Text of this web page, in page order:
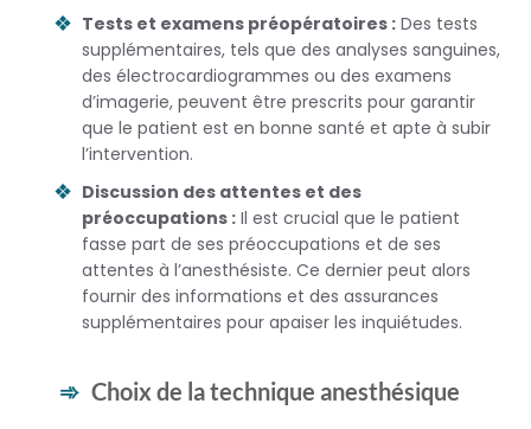
Tests et examens préopératoires : Des tests
supplémentaires, tels que des analyses sanguines,
des électrocardiogrammes ou des examens
d’imagerie, peuvent être prescrits pour garantir
que le patient est en bonne santé et apte à subir
l’intervention.
Discussion des attentes et des
préoccupations : Il est crucial que le patient
fasse part de ses préoccupations et de ses
attentes à l’anesthésiste. Ce dernier peut alors
fournir des informations et des assurances
supplémentaires pour apaiser les inquiétudes.
Choix de la technique anesthésique